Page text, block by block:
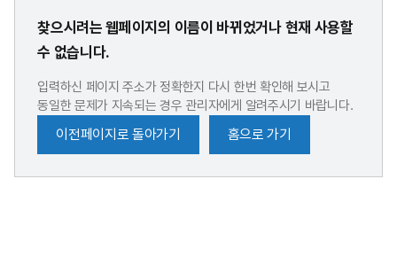
찾으시려는 웹페이지의 이름이 바뀌었거나 현재 사용할
수 없습니다.
입력하신 페이지 주소가 정확한지 다시 한번 확인해 보시고
동일한 문제가 지속되는 경우 관리자에게 알려주시기 바랍니다.
이전페이지로 돌아가기 홈으로 가기